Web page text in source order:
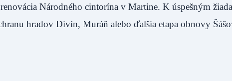
Národného cintorína v Martine. K úspešným
hradov Divín, Muráň alebo ďalšia etapa obnovy